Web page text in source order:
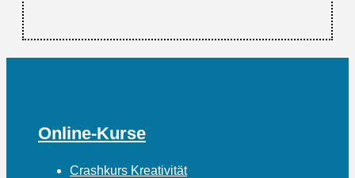
Online-Kurse
Crashkurs Kreativität